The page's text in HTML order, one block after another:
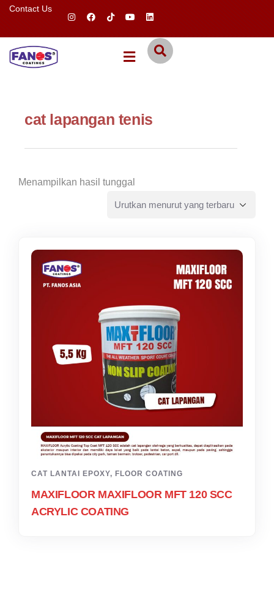
Contact Us
cat lapangan tenis
Menampilkan hasil tunggal
CAT LANTAI EPOXY, FLOOR COATING
MAXIFLOOR MAXIFLOOR MFT 120 SCC
ACRYLIC COATING